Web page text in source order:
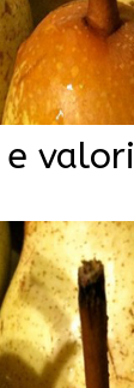
e valori